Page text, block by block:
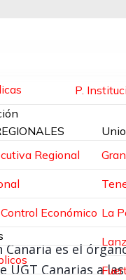
P.
Regional
Económico La
Canaria es el
Canarias a